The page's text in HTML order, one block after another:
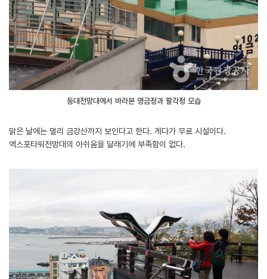
등대전망대에서 바라본 영금정과 팔각정 모습
맑은 날에는 멀리 금강산까지 보인다고 한다. 게다가 무료 시설이다.
엑스포타워전망대의 아쉬움을 달래기에 부족함이 없다.